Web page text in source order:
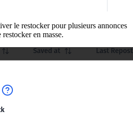
le restocker pour plusieurs annonces
en masse.